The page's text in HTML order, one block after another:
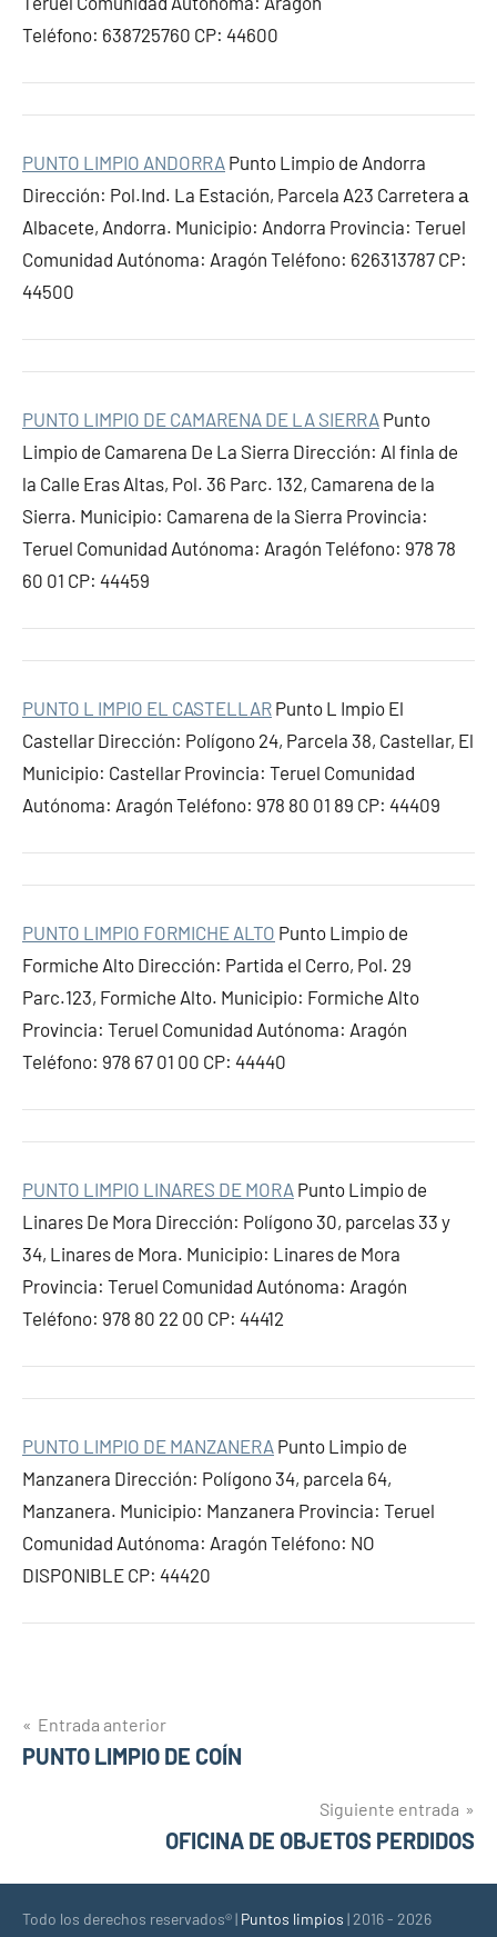
Teléfono: 638725760 CP: 44600
PUNTO LIMPIO ANDORRA Punto Limpio de Andorra
Dirección: Pol.Ind. La Estación, Parcela A23 Carretera а
Albacete, Andorra. Municipio: Andorra Provincia: Teruel
Comunidad Autónoma: Aragón Teléfono: 626313787 CP:
44500
PUNTO LIMPIO DE CAMARENA DE LA SIERRA Punto
Limpio de Camarena De La Sierra Dirección: Al finla de
la Calle Eras Altas, Pol. 36 Parc. 132, Camarena de la
Sierra. Municipio: Camarena de la Sierra Provincia:
Teruel Comunidad Autónoma: Aragón Teléfono: 978 78
60 01 CP: 44459
PUNTO L IMPIO EL CASTELLAR Punto L Impio El
Castellar Dirección: Polígono 24, Parcela 38, Castellar, El
Municipio: Castellar Provincia: Teruel Comunidad
Autónoma: Aragón Teléfono: 978 80 01 89 CP: 44409
PUNTO LIMPIO FORMICHE ALTO Punto Limpio de
Formiche Alto Dirección: Partida el Cerro, Pol. 29
Parc.123, Formiche Alto. Municipio: Formiche Alto
Provincia: Teruel Comunidad Autónoma: Aragón
Teléfono: 978 67 01 00 CP: 44440
PUNTO LIMPIO LINARES DE MORA Punto Limpio de
Linares De Mora Dirección: Polígono 30, parcelas 33 y
34, Linares de Mora. Municipio: Linares de Mora
Provincia: Teruel Comunidad Autónoma: Aragón
Teléfono: 978 80 22 00 CP: 44412
PUNTO LIMPIO DE MANZANERA Punto Limpio de
Manzanera Dirección: Polígono 34, parcela 64,
Manzanera. Municipio: Manzanera Provincia: Teruel
Comunidad Autónoma: Aragón Teléfono: NO
DISPONIBLE CP: 44420
Navegación
de
Entrada anterior
PUNTO LIMPIO DE COÍN
Siguiente entrada
OFICINA DE OBJETOS PERDIDOS
Todo los derechos reservados® | Puntos limpios | 2016 - 2026